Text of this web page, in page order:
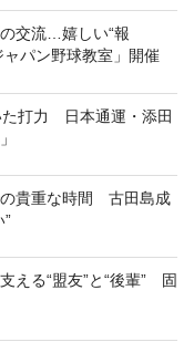
交流…嬉しい“報
パン野球教室」開催
打力 日本通運・添田
の貴重な時間 古田島成
”
える“盟友”と“後輩” 固